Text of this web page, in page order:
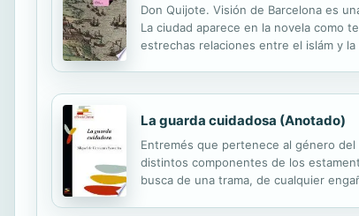
Don Quijote. Visión de Barcelona es
La ciudad aparece en la novela como
estrechas relaciones entre el islám y
La guarda cuidadosa (Anotado)
Entremés que pertenece al género
distintos componentes de los
busca de una trama, de cualquier